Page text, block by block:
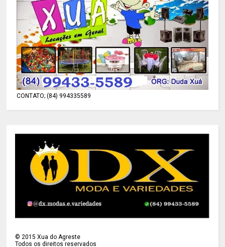
CONTATO; (84) 994335589
© 2015 Xua do Agreste
Todos os direitos reservados